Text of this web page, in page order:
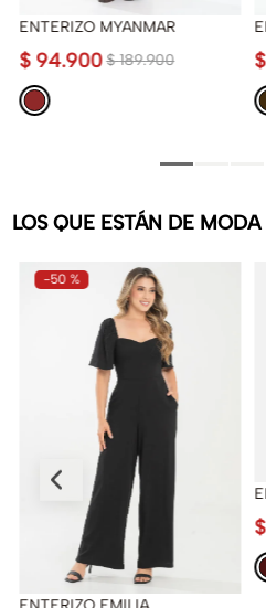
ENTERIZO MYANMAR
$ 189.900
$ 94.900 $
LOS QUE ESTÁN DE MODA
-50 %
$